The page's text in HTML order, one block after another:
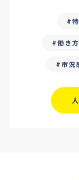
#フリーラ
#雇用
#人材の見
#戦略人事
#働き方改革
働き
市況